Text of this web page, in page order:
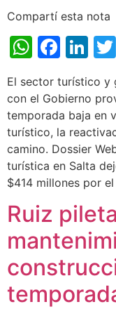
Compartí esta nota
El sector turístico y
con el Gobierno
temporada baja en
turístico, la
camino. Dossier
turística en Salta
$414 millones por
Ruiz